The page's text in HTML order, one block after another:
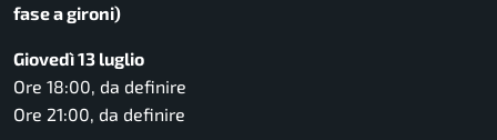
fase a gironi)
Giovedì 13 luglio
Ore 18:00, da definire
Ore 21:00, da definire